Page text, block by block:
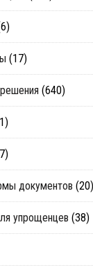
(17)
(640)
документов (20)
упрощенцев (38)